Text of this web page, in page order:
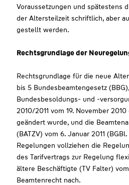
Voraussetzungen und spätestens
der Altersteilzeit schriftlich, aber
gestellt werden.
Rechtsgrundlage der
Rechtsgrundlage für die neue
bis 5 Bundesbeamtengesetz
Bundesbesoldungs- und -
2010/2011 vom 19. November 2010
geändert wurde, und die
(BATZV) vom 6. Januar 2011
Regelungen vollziehen die
des Tarifvertrags zur Regelung
ältere Beschäftigte (TV Falter)
Beamtenrecht nach.